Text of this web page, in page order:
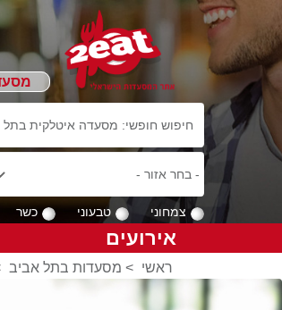
צמחוני טבעוני כשר
אירועים
ראשי > מסעדות בתל אביב